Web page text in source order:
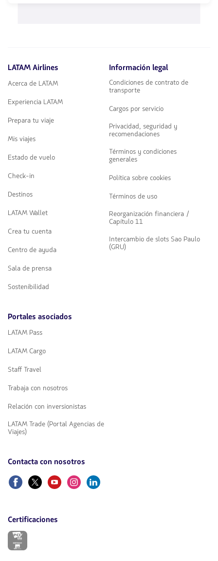
para
LATAM Airlines
Acerca de LATAM
Experiencia LATAM
Prepara tu viaje
Mis viajes
Estado de vuelo
Check-in
Destinos
LATAM Wallet
Crea tu cuenta
Centro de ayuda
Sala de prensa
Sostenibilidad
Información legal
Condiciones de contrato de
transporte
Cargos por servicio
Privacidad, seguridad y
recomendaciones
Términos y condiciones
generales
Política sobre cookies
Términos de uso
Reorganización financiera /
Capítulo 11
Intercambio de slots Sao Paulo
(GRU)
Portales asociados
LATAM Pass
LATAM Cargo
Staff Travel
Trabaja con nosotros
Relación con inversionistas
LATAM Trade (Portal Agencias de
Viajes)
Contacta con nosotros
FacebookTwitterYoutubeInstagram
Linkedin
Certificaciones
El